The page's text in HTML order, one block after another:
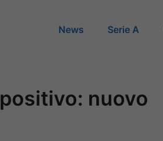
News Serie A
nuovo